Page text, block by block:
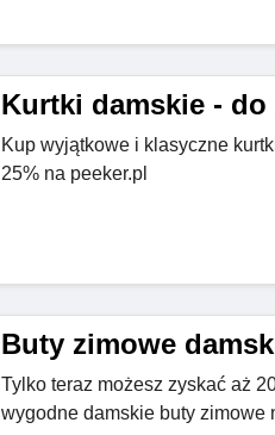
Kurtki damskie - do
Kup wyjątkowe i klasyczne
25% na peeker.pl
Buty zimowe
Tylko teraz możesz zyskać aż
wygodne damskie buty zimowe